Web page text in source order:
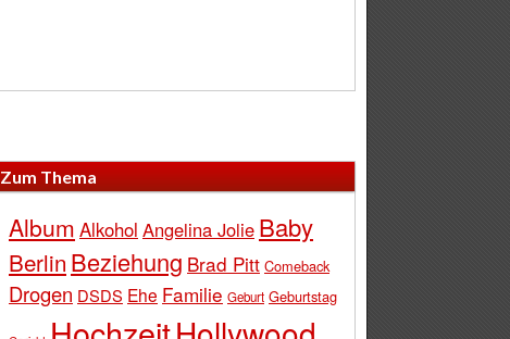
Zum Thema
Album Alkohol Angelina Jolie Baby
Berlin Beziehung Brad Pitt Comeback
Drogen DSDS Ehe Familie Geburt Geburtstag